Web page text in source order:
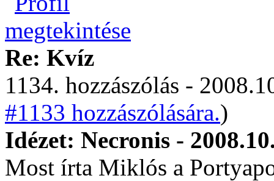
Re: Kvíz
1134. hozzászólás -
#1133 hozzászólására.)
Idézet: Necronis -
Most írta Miklós a